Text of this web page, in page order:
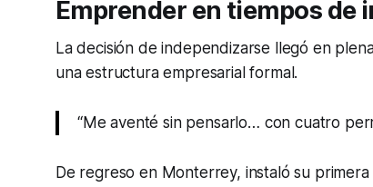
Emprender en tiempos de
La decisión de independizarse llegó en
una estructura empresarial formal.
“Me aventé sin pensarlo… con cuatro
De regreso en Monterrey, instaló su